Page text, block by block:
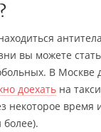
вы можете
В Москве
доехать на
некоторое время